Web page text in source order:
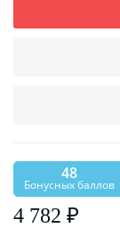
48
Бонусных баллов
4 782 ₽